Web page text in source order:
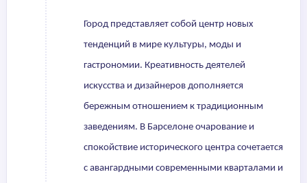
Город представляет собой центр новых
тенденций в мире культуры, моды и
гастрономии. Креативность деятелей
искусства и дизайнеров дополняется
бережным отношением к традиционным
заведениям. В Барселоне очарование и
спокойствие исторического центра сочетается
с авангардными современными кварталами и